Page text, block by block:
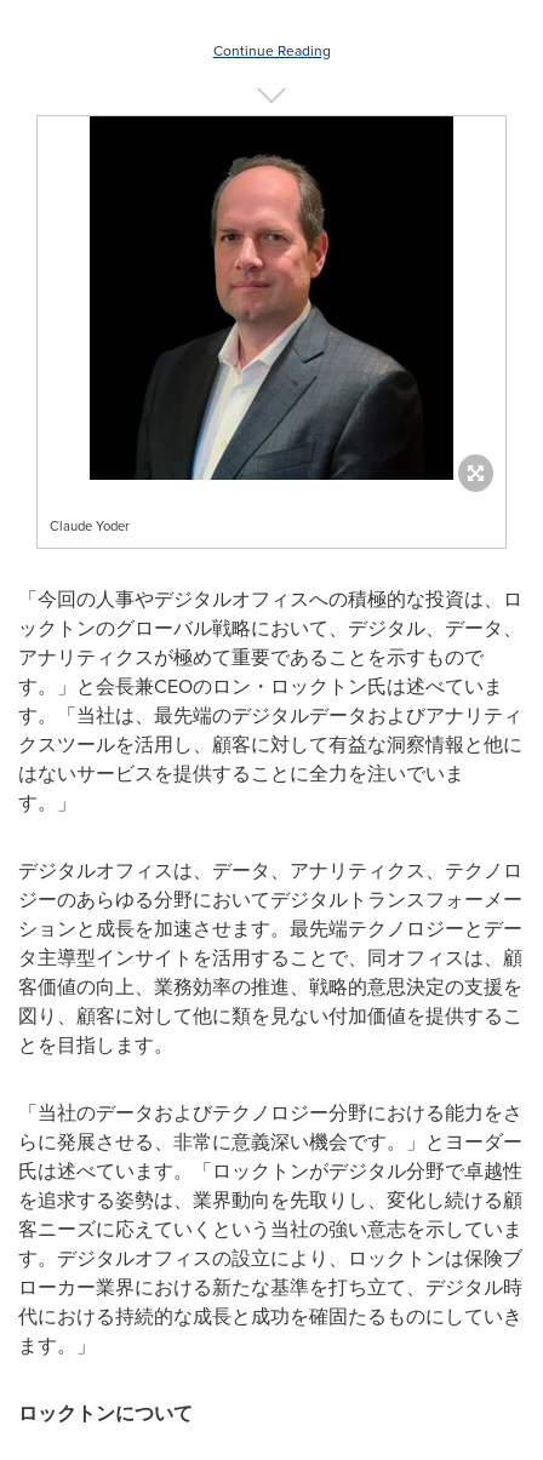
Continue Reading
Claude Yoder
「今回の人事やデジタルオフィスへの積極的な投資は、ロ
ックトンのグローバル戦略において、デジタル、データ、
アナリティクスが極めて重要であることを示すもので
す。」と会長兼CEOのロン・ロックトン氏は述べていま
す。「当社は、最先端のデジタルデータおよびアナリティ
クスツールを活用し、顧客に対して有益な洞察情報と他に
はないサービスを提供することに全力を注いでいま
す。」
デジタルオフィスは、データ、アナリティクス、テクノロ
ジーのあらゆる分野においてデジタルトランスフォーメー
ションと成長を加速させます。最先端テクノロジーとデー
タ主導型インサイトを活用することで、同オフィスは、顧
客価値の向上、業務効率の推進、戦略的意思決定の支援を
図り、顧客に対して他に類を見ない付加価値を提供するこ
とを目指します。
「当社のデータおよびテクノロジー分野における能力をさ
らに発展させる、非常に意義深い機会です。」とヨーダー
氏は述べています。「ロックトンがデジタル分野で卓越性
を追求する姿勢は、業界動向を先取りし、変化し続ける顧
客ニーズに応えていくという当社の強い意志を示していま
す。デジタルオフィスの設立により、ロックトンは保険ブ
ローカー業界における新たな基準を打ち立て、デジタル時
代における持続的な成長と成功を確固たるものにしていき
ます。」
ロックトンについて